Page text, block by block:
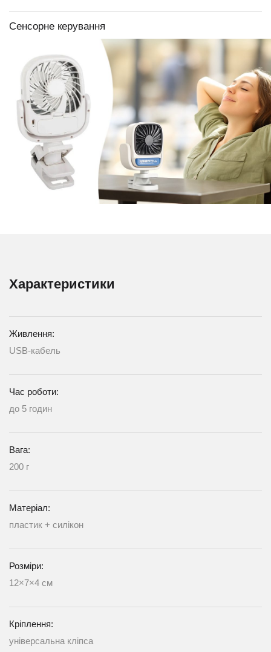
Сенсорне керування
Характеристики
Живлення:
USB-кабель
Час роботи:
до 5 годин
Вага:
200 г
Матеріал:
пластик + силікон
Розміри:
12×7×4 см
Кріплення:
універсальна кліпса